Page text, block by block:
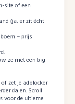
site of een
(ja, er zit écht
– prijs
ze met een big
zet je adblocker
dalen. Scroll
voor de ultieme